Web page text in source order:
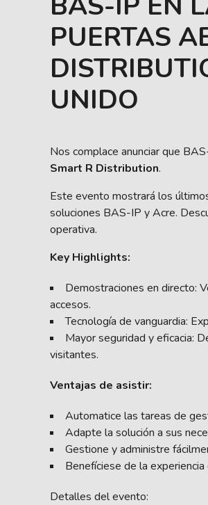
PUERTAS
UNIDO
Nos complace anunciar que
Smart R Distribution.
Este evento mostrará los
soluciones BAS-IP y Acre.
operativa.
Key Highlights:
Demostraciones en directo:
accesos.
Tecnología de vanguardia:
Mayor seguridad y eficacia:
visitantes.
Ventajas de asistir:
Automatice las tareas de
Adapte la solución a sus
Gestione y administre
Benefíciese de la
Detalles del evento: